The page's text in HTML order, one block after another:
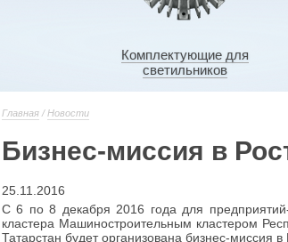
Комплектующие для
светильников
Главная /Новости
Бизнес-миссия в
25.11.2016
С 6 по 8 декабря 2016 года для предприятий-
кластера Машиностроительным кластером
Татарстан будет организована бизнес-миссия в